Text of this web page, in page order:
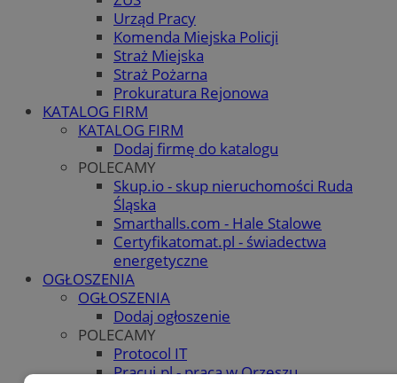
Urząd Pracy
Komenda Miejska Policji
Straż Miejska
Straż Pożarna
Prokuratura Rejonowa
KATALOG FIRM
KATALOG FIRM
Dodaj firmę do katalogu
POLECAMY
Skup.io - skup nieruchomości Ruda
Śląska
Smarthalls.com - Hale Stalowe
Certyfikatomat.pl - świadectwa
energetyczne
OGŁOSZENIA
OGŁOSZENIA
Dodaj ogłoszenie
POLECAMY
Protocol IT
Pracuj.pl - praca w Orzeszu